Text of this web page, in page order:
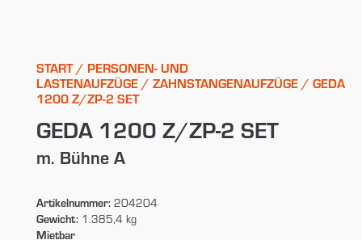
START/ PERSONEN- UND
LASTENAUFZÜGE/ ZAHNSTANGENAUFZÜGE/ GEDA
1200 Z/ZP-2 SET
GEDA 1200 Z/ZP-2 SET
m. Bühne A
Artikelnummer:204204
Gewicht:1.385,4 kg
Mietbar